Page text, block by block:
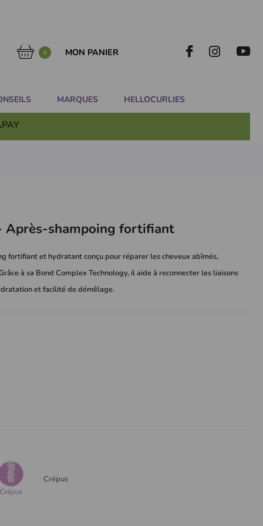
0 MON PANIER
MARQUES HELLOCURLIES
Après-shampoing fortifiant
fortifiant et hydratant conçu pour réparer les cheveux abîmés,
à sa Bond Complex Technology, il aide à reconnecter les liaisons
et facilité de démêlage.
Crépus